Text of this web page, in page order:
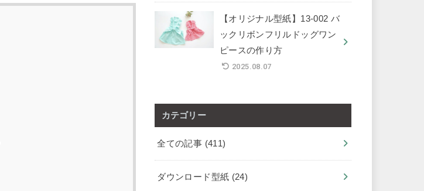
【オリジナル型紙】13-002 バ
ックリボンフリルドッグワン
ピースの作り方
2025.08.07
カテゴリー
全ての記事 (411)
ダウンロード型紙 (24)